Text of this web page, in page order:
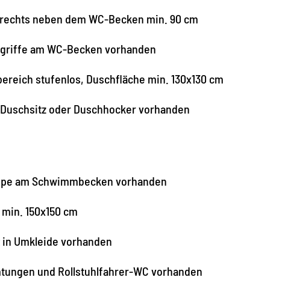
neben dem WC-Becken min. 90 cm
am WC-Becken vorhanden
stufenlos, Duschfläche min. 130x130 cm
oder Duschhocker vorhanden
am Schwimmbecken vorhanden
150x150 cm
Umkleide vorhanden
und Rollstuhlfahrer-WC vorhanden